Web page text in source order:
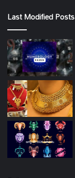
Last Modified Posts